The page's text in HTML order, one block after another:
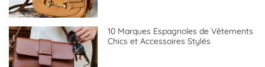
10 Marques Espagnoles de Vêtements
Chics et Accessoires Stylés